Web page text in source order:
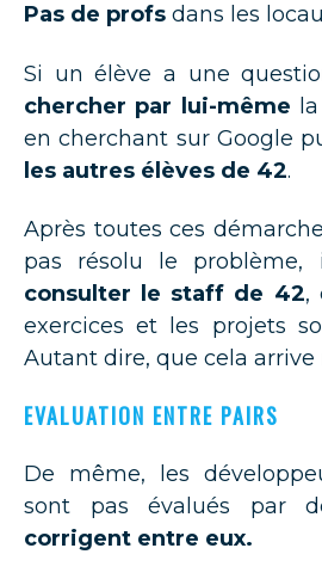
Pas de profs dans les
Si un élève a une
chercher par lui-même
en cherchant sur Google
les autres élèves de 42.
Après toutes ces
pas résolu le
consulter le staff de 42,
exercices et les projets
Autant dire, que cela
EVALUATION ENTRE PAIRS
De même, les
sont pas évalués par
corrigent entre eux.